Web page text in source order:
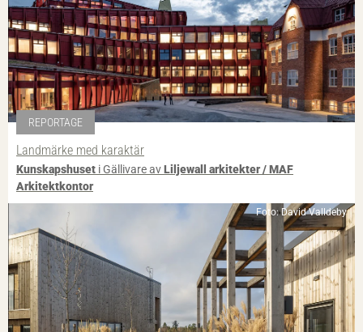
REPORTAGE
Landmärke med karaktär
Kunskapshuset i Gällivare avLiljewall arkitekter / MAF
Arkitektkontor
Foto: David Valldeby